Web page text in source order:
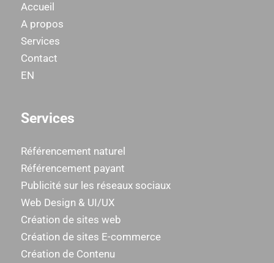
Accueil
A propos
Services
Contact
EN
Services
Référencement naturel
Référencement payant
Publicité sur les réseaux sociaux
Web Design & UI/UX
Création de sites web
Création de sites E-commerce
Création de Contenu